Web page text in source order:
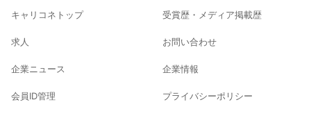
キャリコネトップ
求人
企業ニュース
会員ID管理
受賞歴・メディア掲載歴
お問い合わせ
企業情報
プライバシーポリシー